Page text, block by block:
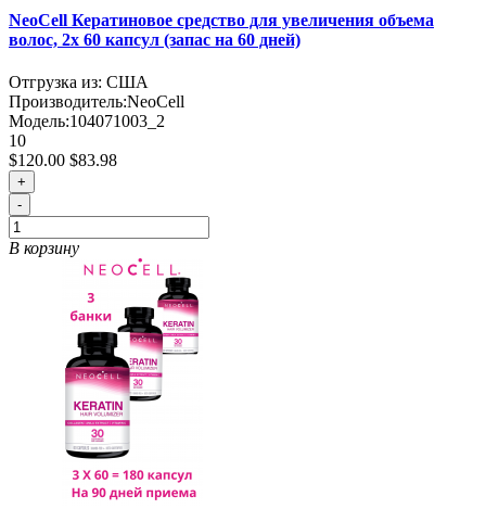
NeoCell Кератиновое средство для увеличения объема
волос, 2х 60 капсул (запас на 60 дней)
Отгрузка из: США
Производитель:NeoCell
Модель:104071003_2
10
$120.00 $83.98
+
-
В корзину